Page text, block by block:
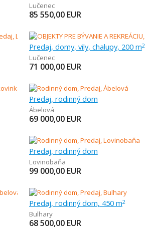
Lučenec
85 550,00 EUR
Predaj, domy, vily, chalupy, 200 m2
Lučenec
71 000,00 EUR
Predaj, rodinný dom
Ábelová
69 000,00 EUR
Predaj, rodinný dom
Lovinobaňa
99 000,00 EUR
Predaj, rodinný dom, 450 m2
Bulhary
68 500,00 EUR